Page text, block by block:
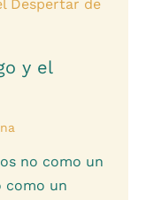
y el
no como un
como un